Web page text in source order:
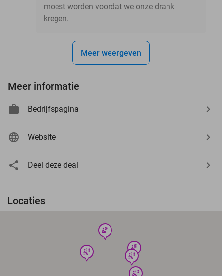
moest worden voordat we onze drank
kregen.
Meer weergeven
Meer informatie
Bedrijfspagina
Website
Deel deze deal
Locaties
wellness
wellness
wellness
wellness
wellness